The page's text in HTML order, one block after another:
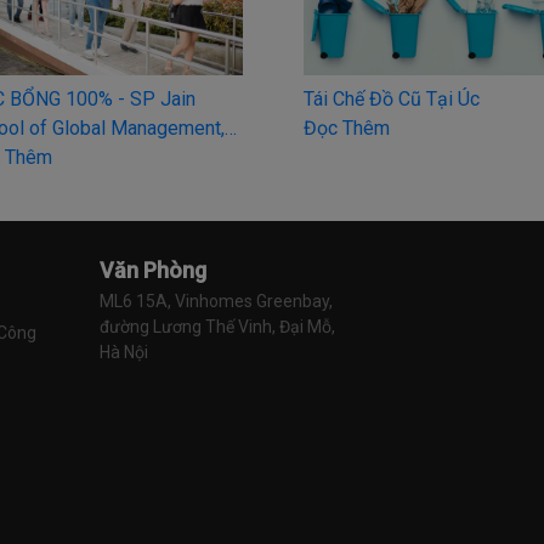
Đồ Cũ Tại Úc
5 Nguyên Tắc Vàng Cho Viết
Luận
Văn Phòng
ML6 15A, Vinhomes Greenbay,
đường Lương Thế Vinh, Đại Mỗ,
Hà Nội